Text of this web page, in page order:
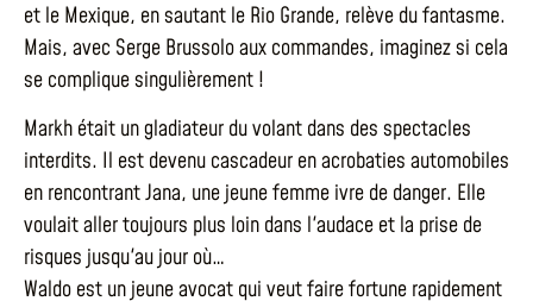
et le Mexique, en sautant le Rio Grande, relève du fantasme.
Mais, avec Serge Brussolo aux commandes, imaginez si cela
se complique singulièrement !
Markh était un gladiateur du volant dans des spectacles
interdits. Il est devenu cascadeur en acrobaties automobiles
en rencontrant Jana, une jeune femme ivre de danger. Elle
voulait aller toujours plus loin dans l'audace et la prise de
risques jusqu'au jour où…
Waldo est un jeune avocat qui veut faire fortune rapidement